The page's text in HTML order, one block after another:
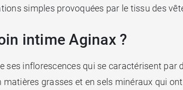
simples provoquées par le tissu des
intime Aginax ?
ses inflorescences qui se caractérisent par
matières grasses et en sels minéraux qui